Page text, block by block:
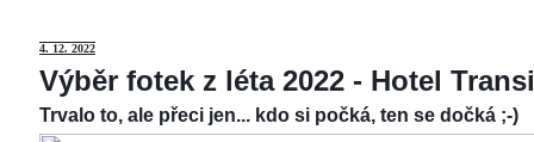
4. 12. 2022
Výběr fotek z léta 2022 - Hotel
Trvalo to, ale přeci jen... kdo si počká, ten se dočká ;-)